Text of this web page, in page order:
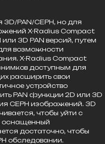
PAN/CEPH, но для
X-Radius Compact
3D PAN версий, путем
возможности
X-Radius Compact
доступным для
расширить свои
устройство
PAN функции 2D или 3D
CEPH изображений. 3D
чтобы уйти с
оснащенный
достаточно, чтобы
обследовании.